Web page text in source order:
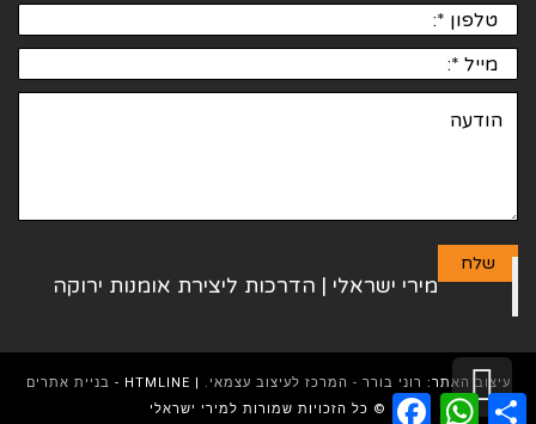
עיצוב האתר: רוני בורר - המרכז לעיצוב עצמאי.
בניית אתרים
© כל הזכויות שמורות למירי ישראליFacebook
WhatsAppShareגלילה